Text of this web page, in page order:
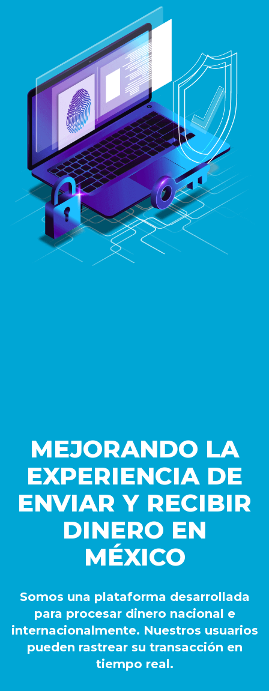
MEJORANDO LA
EXPERIENCIA DE
ENVIAR Y RECIBIR
DINERO EN
MÉXICO
Somos una plataforma desarrollada
para procesar dinero nacional e
internacionalmente. Nuestros usuarios
pueden rastrear su transacción en
tiempo real.